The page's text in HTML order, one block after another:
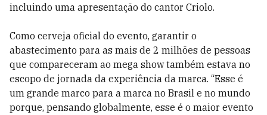
incluindo uma apresentação do cantor Criolo.
Como cerveja oficial do evento, garantir o
abastecimento para as mais de 2 milhões de pessoas
que compareceram ao mega show também estava no
escopo de jornada da experiência da marca. “Esse é
um grande marco para a marca no Brasil e no mundo
porque, pensando globalmente, esse é o maior evento